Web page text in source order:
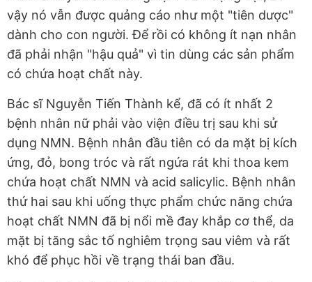
vậy nó vẫn được quảng cáo như một "tiên dược"
dành cho con người. Để rồi có không ít nạn nhân
đã phải nhận "hậu quả" vì tin dùng các sản phẩm
có chứa hoạt chất này.
Bác sĩ Nguyễn Tiến Thành kể, đã có ít nhất 2
bệnh nhân nữ phải vào viện điều trị sau khi sử
dụng NMN. Bệnh nhân đầu tiên có da mặt bị kích
ứng, đỏ, bong tróc và rất ngứa rát khi thoa kem
chứa hoạt chất NMN và acid salicylic. Bệnh nhân
thứ hai sau khi uống thực phẩm chức năng chứa
hoạt chất NMN đã bị nổi mề đay khắp cơ thể, da
mặt bị tăng sắc tố nghiêm trọng sau viêm và rất
khó để phục hồi về trạng thái ban đầu.